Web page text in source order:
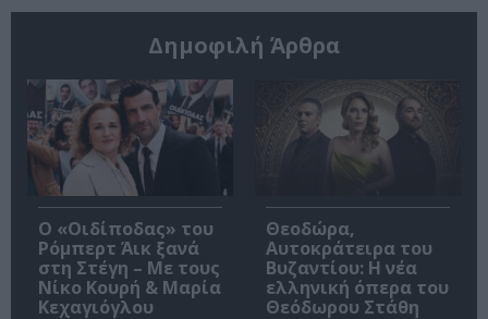
Δημοφιλή Άρθρα
O «Οιδίποδας» του
Ρόμπερτ Άικ ξανά
στη Στέγη – Με τους
Νίκο Κουρή & Μαρία
Κεχαγιόγλου
Θεοδώρα,
Αυτοκράτειρα του
Βυζαντίου: Η νέα
ελληνική όπερα του
Θεόδωρου Στάθη